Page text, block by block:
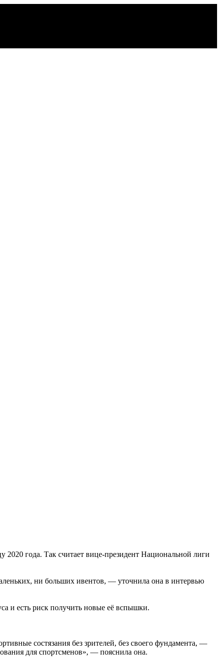
2020 года. Так считает вице-президент Национальной лиги
ни больших ивентов, — уточнила она в интервью
и есть риск получить новые её вспышки.
состязания без зрителей, без своего фундамента, —
для спортсменов», — пояснила она.